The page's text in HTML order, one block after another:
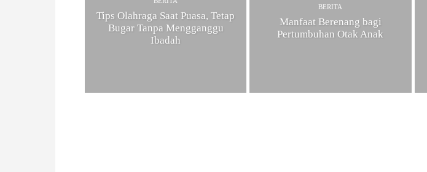
Tips Olahraga Saat Puasa, Tetap
Bugar Tanpa Mengganggu
Ibadah
BERITA
Manfaat Berenang bagi
Pertumbuhan Otak Anak